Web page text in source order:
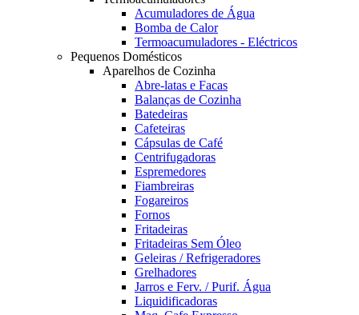
Acumuladores de Água
Bomba de Calor
Termoacumuladores - Eléctricos
Pequenos Domésticos
Aparelhos de Cozinha
Abre-latas e Facas
Balanças de Cozinha
Batedeiras
Cafeteiras
Cápsulas de Café
Centrifugadoras
Espremedores
Fiambreiras
Fogareiros
Fornos
Fritadeiras
Fritadeiras Sem Óleo
Geleiras / Refrigeradores
Grelhadores
Jarros e Ferv. / Purif. Água
Liquidificadoras